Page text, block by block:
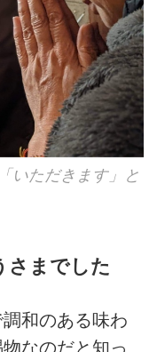
いただきます」と
さまでした
和のある味わ
なのだと知っ